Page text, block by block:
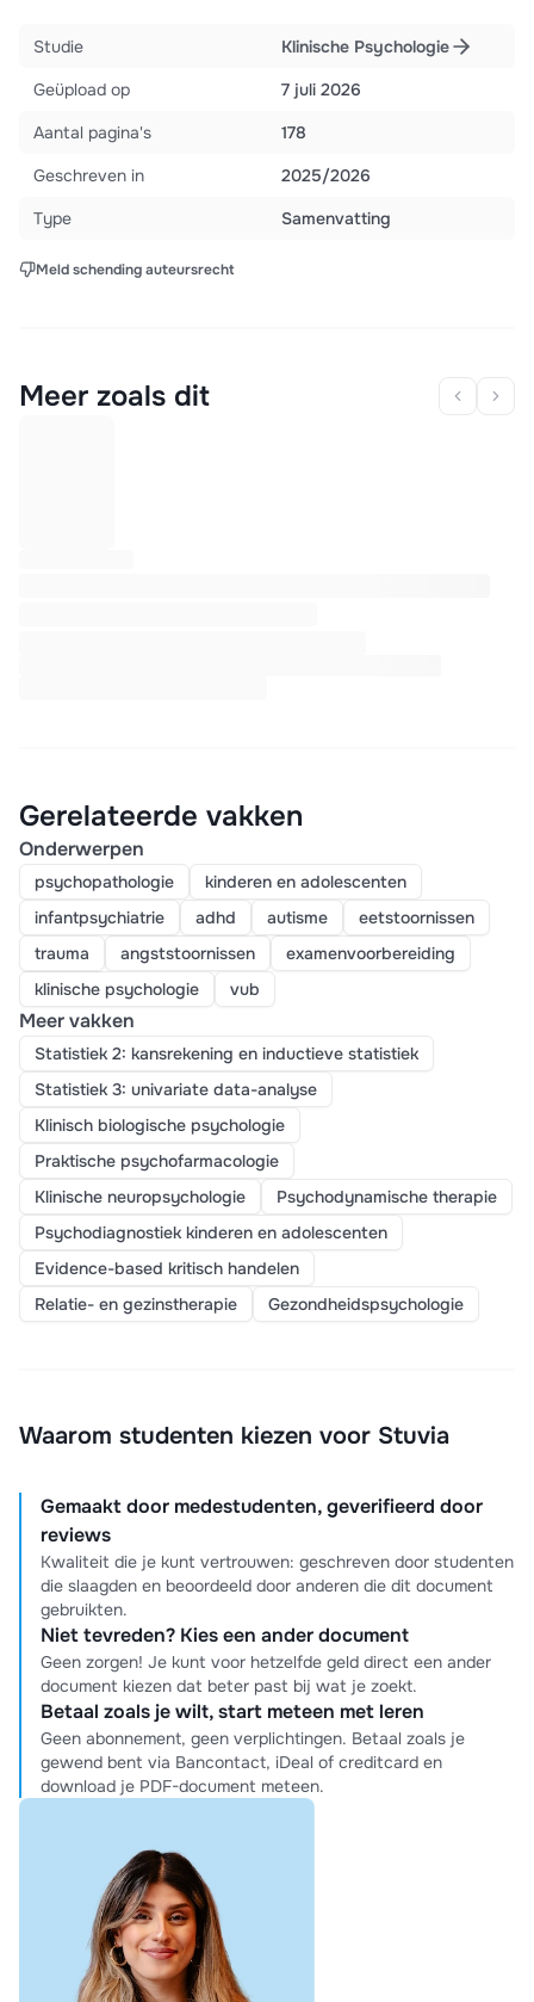
Studie
Klinische Psychologie
Geüpload op
7 juli 2026
Aantal pagina's
178
Geschreven in
2025/2026
Type
Samenvatting
Meld schending auteursrecht
Meer zoals dit
Gerelateerde vakken
Onderwerpen
psychopathologie
kinderen en adolescenten
infantpsychiatrie
adhd autisme
eetstoornissen
trauma
angststoornissen
examenvoorbereiding
klinische psychologie
vub
Meer vakken
Statistiek 2: kansrekening en inductieve statistiek
Statistiek 3: univariate data-analyse
Klinisch biologische psychologie
Praktische psychofarmacologie
Klinische neuropsychologie
Psychodynamische therapie
Psychodiagnostiek kinderen en adolescenten
Evidence-based kritisch handelen
Relatie- en gezinstherapie
Gezondheidspsychologie
Waarom studenten kiezen voor Stuvia
Gemaakt door medestudenten, geverifieerd door
reviews
Kwaliteit die je kunt vertrouwen: geschreven door studenten
die slaagden en beoordeeld door anderen die dit document
gebruikten.
Niet tevreden? Kies een ander document
Geen zorgen! Je kunt voor hetzelfde geld direct een ander
document kiezen dat beter past bij wat je zoekt.
Betaal zoals je wilt, start meteen met leren
Geen abonnement, geen verplichtingen. Betaal zoals je
gewend bent via Bancontact, iDeal of creditcard en
download je PDF-document meteen.